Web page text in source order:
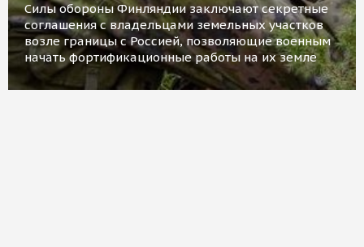
Силы обороны Финляндии заключают секретные
соглашения с владельцами земельных участков
возле границы с Россией, позволяющие военным
начать фортификационные работы на их земле